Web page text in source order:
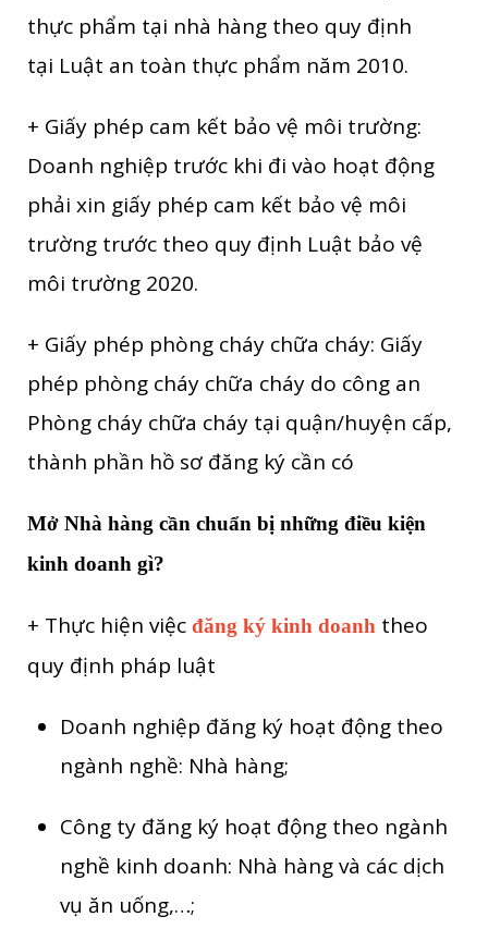
thực phẩm tại nhà hàng theo quy định
tại Luật an toàn thực phẩm năm 2010.
+ Giấy phép cam kết bảo vệ môi trường:
Doanh nghiệp trước khi đi vào hoạt động
phải xin giấy phép cam kết bảo vệ môi
trường trước theo quy định Luật bảo vệ
môi trường 2020.
+ Giấy phép phòng cháy chữa cháy: Giấy
phép phòng cháy chữa cháy do công an
Phòng cháy chữa cháy tại quận/huyện cấp,
thành phần hồ sơ đăng ký cần có
Mở Nhà hàng cần chuẩn bị những điều kiện
kinh doanh gì?
+ Thực hiện việc đăng ký kinh doanh theo
quy định pháp luật
Doanh nghiệp đăng ký hoạt động theo
ngành nghề: Nhà hàng;
Công ty đăng ký hoạt động theo ngành
nghề kinh doanh: Nhà hàng và các dịch
vụ ăn uống,…;